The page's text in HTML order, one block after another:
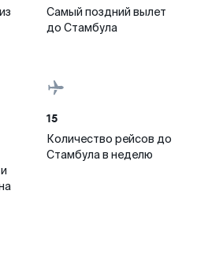
Самый поздний вылет
до Стамбула
15
Количество рейсов до
Стамбула в неделю